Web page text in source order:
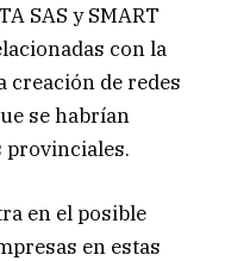
SAS y SMART
con la
de redes
se habrían
provinciales.
en el posible
en estas